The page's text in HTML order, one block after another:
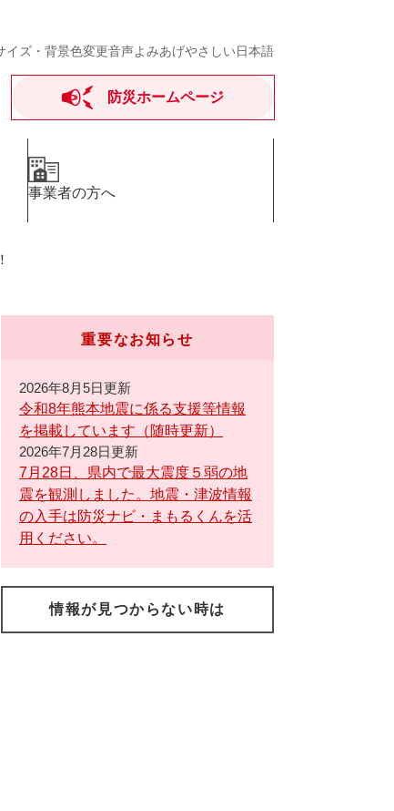
イズ・背景色変更音声よみあげやさしい日本語
防災ホームページ
事業者の方へ
重要なお知らせ
2026年8月5日更新
令和8年熊本地震に係る支援等情報
を掲載しています（随時更新）
2026年7月28日更新
7月28日、県内で最大震度５弱の地
震を観測しました。地震・津波情報
の入手は防災ナビ・まもるくんを活
用ください。
情報が見つからない時は